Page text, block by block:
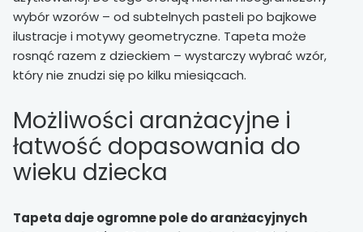
wybór wzorów – od subtelnych pasteli po bajkowe
ilustracje i motywy geometryczne. Tapeta może
rosnąć razem z dzieckiem – wystarczy wybrać wzór,
który nie znudzi się po kilku miesiącach.
Możliwości aranżacyjne i
łatwość dopasowania do
wieku dziecka
Tapeta daje ogromne pole do aranżacyjnych